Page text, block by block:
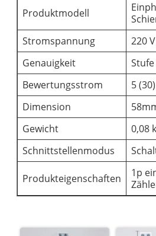
Produktmodell
Stromspannung
220 V
Genauigkeit
Stufe
Bewertungsstrom
5
Dimension
Gewicht
0,08
Schnittstellenmodus
Produkteigenschaften
1p